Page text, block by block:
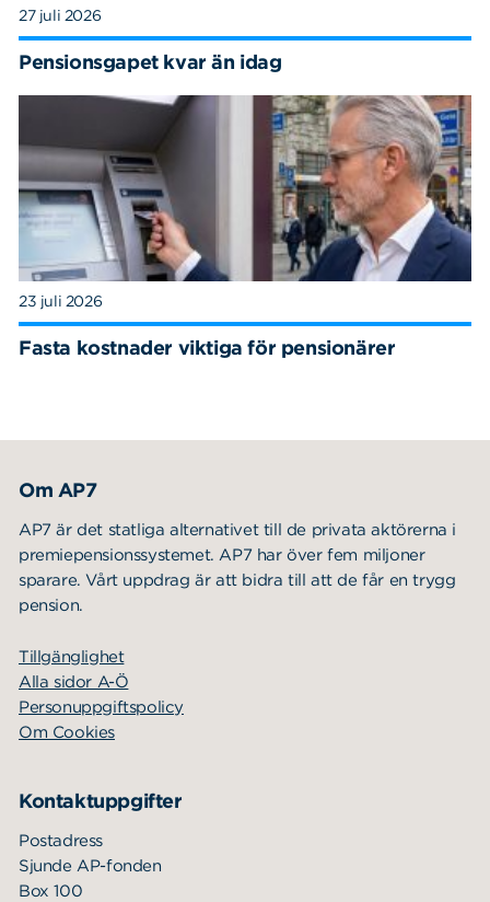
27 juli 2026
Pensionsgapet kvar än idag
23 juli 2026
Fasta kostnader viktiga för pensionärer
Om AP7
AP7 är det statliga alternativet till de privata aktörerna i
premiepensionssystemet. AP7 har över fem miljoner
sparare. Vårt uppdrag är att bidra till att de får en trygg
pension.
Tillgänglighet
Alla sidor A-Ö
Personuppgiftspolicy
Om Cookies
Kontaktuppgifter
Postadress
Sjunde AP-fonden
Box 100